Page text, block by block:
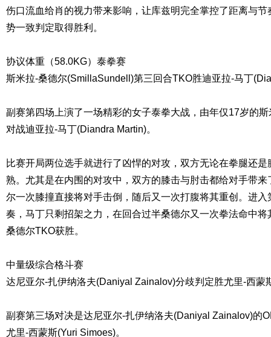
伤口流血给肖的视力带来影响，让库兹明完全掌控了距离与
势一致判定取得胜利。
协议体重（58.0KG）泰拳赛
斯米拉-桑德尔(SmillaSundell)第三回合TKO胜迪亚拉-马丁
副赛第四场上演了一场精彩的女子泰拳大战，由年仅17岁的
对战迪亚拉-马丁(Diandra Martin)。
比赛开局两位选手就进行了凶悍的对攻，双方无论在拳腿还
熟。尤其是在内围的对攻中，双方的膝击与肘击都给对手带
尔一次膝撞直接将对手击倒，随后又一次打腹将其重创。进
奏，马丁只剩招架之力，在回合过半桑德尔又一次拳法命中
桑德尔TKO获胜。
中量级综合格斗赛
达尼亚尔-扎伊纳洛夫(Daniyal Zainalov)分歧判定胜尤里-西蒙
副赛第三场对决是达尼亚尔-扎伊纳洛夫(Daniyal Zainalov)的
尤里-西蒙斯(Yuri Simoes)。